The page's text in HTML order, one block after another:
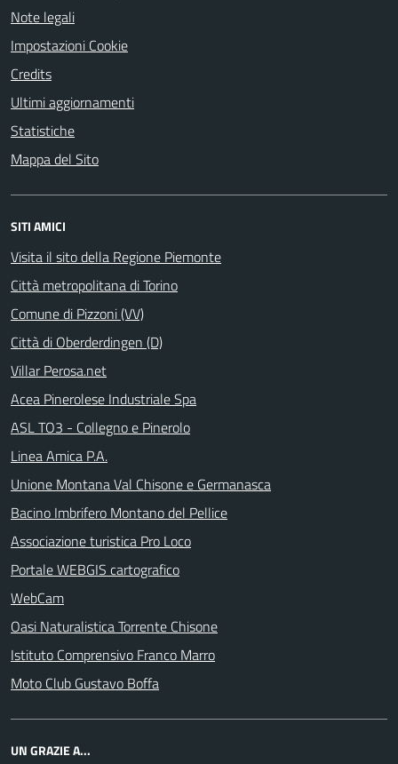
Note legali
Impostazioni Cookie
Credits
Ultimi aggiornamenti
Statistiche
Mappa del Sito
SITI AMICI
Visita il sito della Regione Piemonte
Città metropolitana di Torino
Comune di Pizzoni (VV)
Città di Oberderdingen (D)
Villar Perosa.net
Acea Pinerolese Industriale Spa
ASL TO3 - Collegno e Pinerolo
Linea Amica P.A.
Unione Montana Val Chisone e Germanasca
Bacino Imbrifero Montano del Pellice
Associazione turistica Pro Loco
Portale WEBGIS cartografico
WebCam
Oasi Naturalistica Torrente Chisone
Istituto Comprensivo Franco Marro
Moto Club Gustavo Boffa
UN GRAZIE A...